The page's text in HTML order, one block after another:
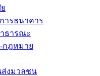
ารธนาคาร
ธารณะ
กฎหมาย
งมวลชน